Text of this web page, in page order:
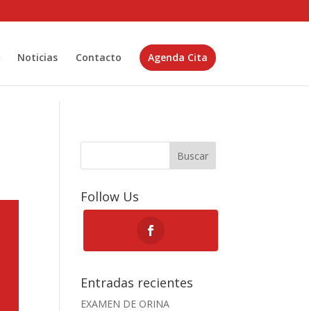
Noticias Contacto Agenda Cita
Buscar
Follow Us
Entradas recientes
EXAMEN DE ORINA